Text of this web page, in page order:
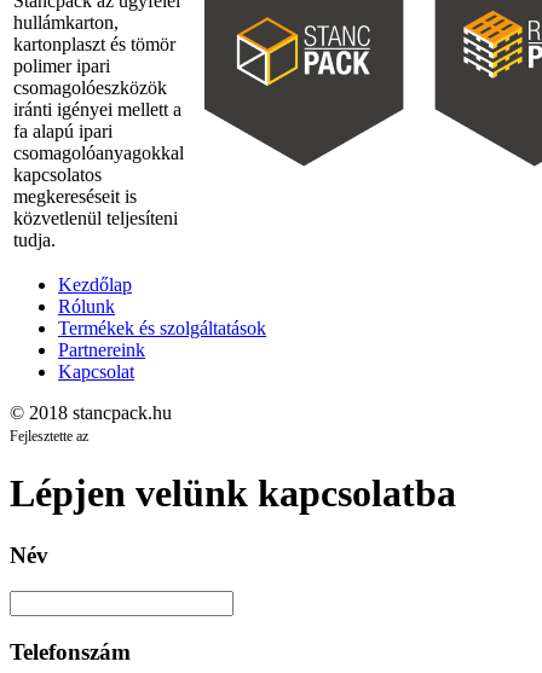
hullámkarton,
kartonplaszt és tömör
polimer ipari
csomagolóeszközök
iránti igényei mellett a
fa alapú ipari
csomagolóanyagokkal
kapcsolatos
megkereséseit is
közvetlenül teljesíteni
tudja.
Kezdőlap
Rólunk
Termékek és szolgáltatások
Partnereink
Kapcsolat
© 2018 stancpack.hu
Fejlesztette az
Lépjen velünk kapcsolatba
Név
Telefonszám